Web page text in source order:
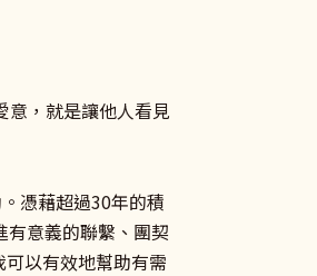
意，就是讓他人看見
憑藉超過30年的積
意義的聯繫、團契
以有效地幫助有需